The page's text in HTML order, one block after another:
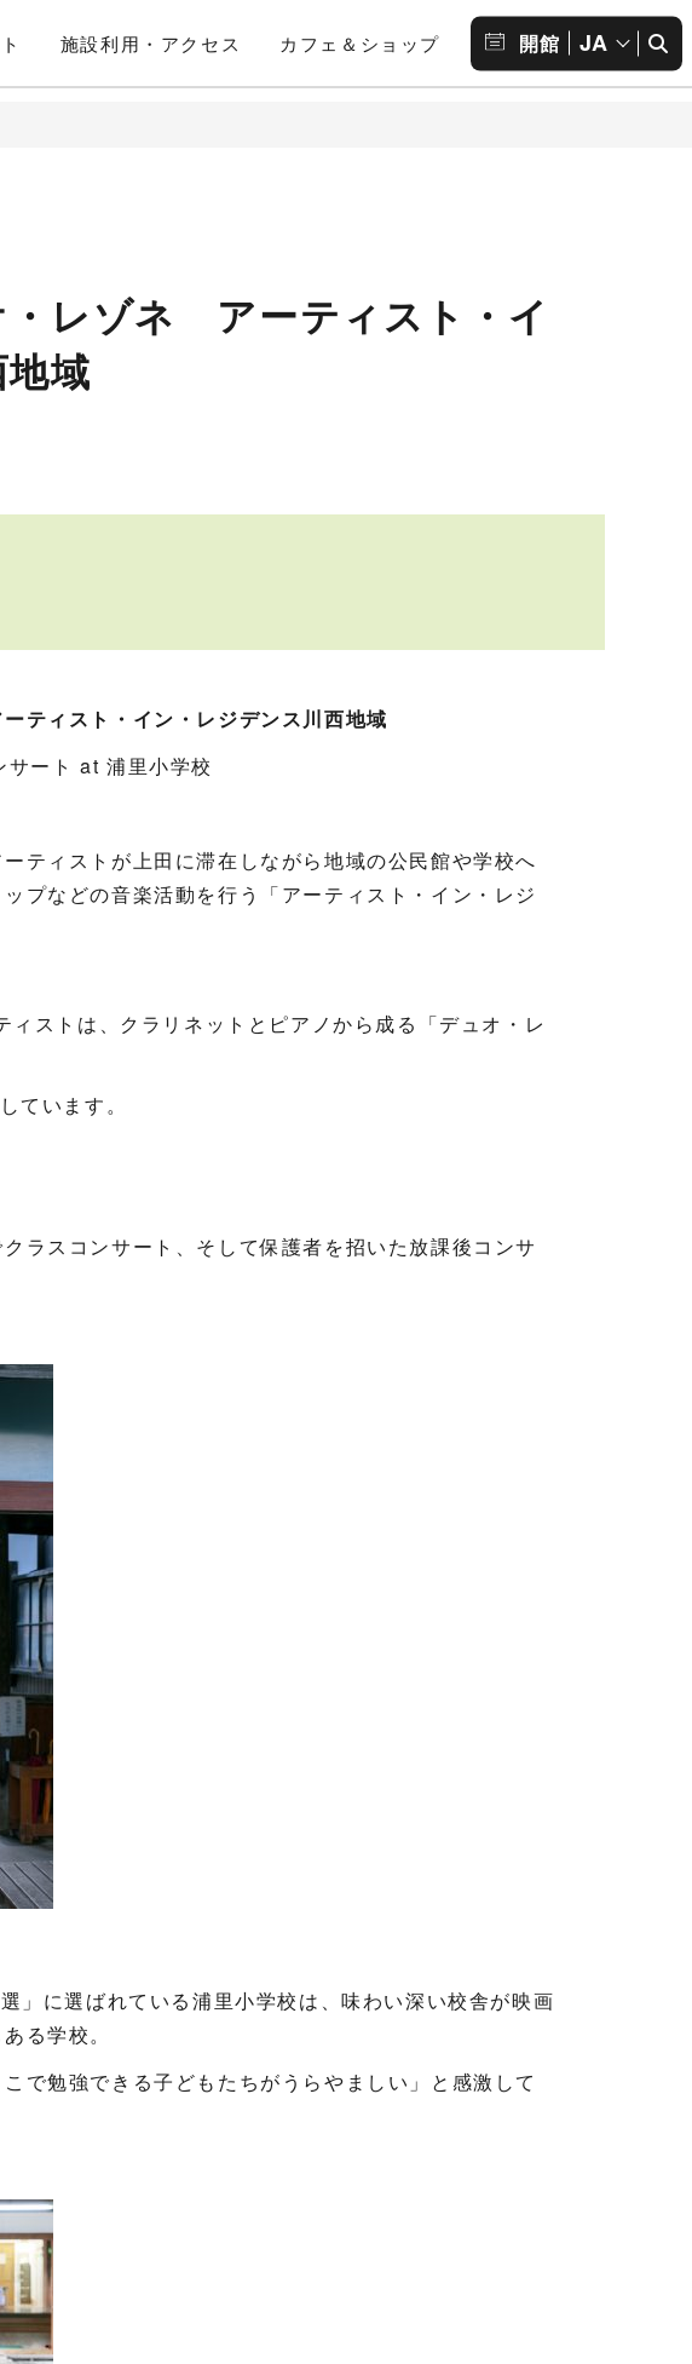
施設利用 ・アクセス カフェ＆ショップ 開館 JA
・レゾネ アーティスト・イ
域
ティスト・イン・レジデンス川西地域
ート at 浦里小学校
ティストが上田に滞在しながら地域の公民館や学校へ
プなどの音楽活動を行う「アーティスト・イン・レジ
ストは、クラリネットとピアノから成る「デュオ・レ
ています。
ラスコンサート、そして保護者を招いた放課後コンサ
」に選ばれている浦里小学校は、味わい深い校舎が映画
る学校。
で勉強できる子どもたちがうらやましい」と感激して